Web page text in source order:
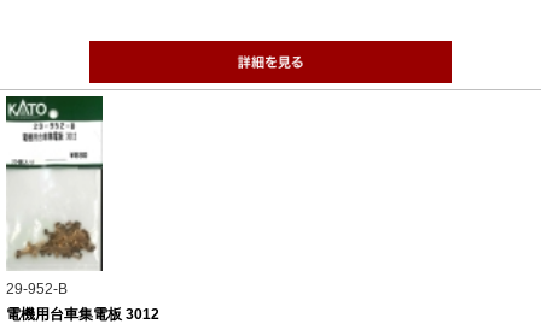
29-952-B
電機用台車集電板 3012